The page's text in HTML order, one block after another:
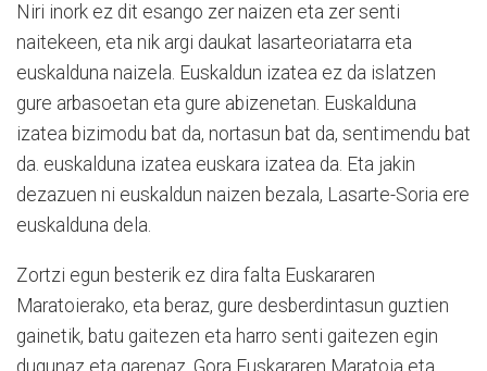
Niri inork ez dit esango zer naizen eta zer senti
naitekeen, eta nik argi daukat lasarteoriatarra eta
euskalduna naizela. Euskaldun izatea ez da islatzen
gure arbasoetan eta gure abizenetan. Euskalduna
izatea bizimodu bat da, nortasun bat da, sentimendu bat
da. euskalduna izatea euskara izatea da. Eta jakin
dezazuen ni euskaldun naizen bezala, Lasarte-Soria ere
euskalduna dela.
Zortzi egun besterik ez dira falta Euskararen
Maratoierako, eta beraz, gure desberdintasun guztien
gainetik, batu gaitezen eta harro senti gaitezen egin
dugunaz eta garenaz. Gora Euskararen Maratoia eta